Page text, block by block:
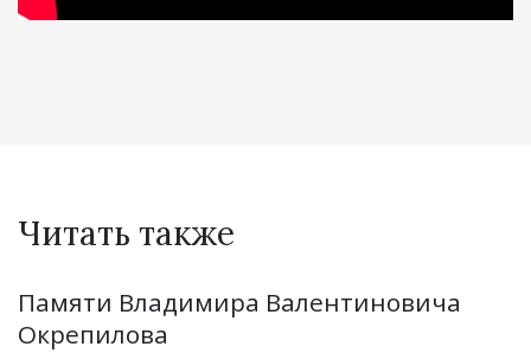
Читать также
Памяти Владимира Валентиновича
Окрепилова